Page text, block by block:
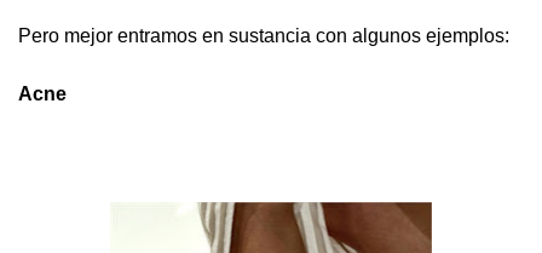
Pero mejor entramos en sustancia con algunos ejemplos:
Acne